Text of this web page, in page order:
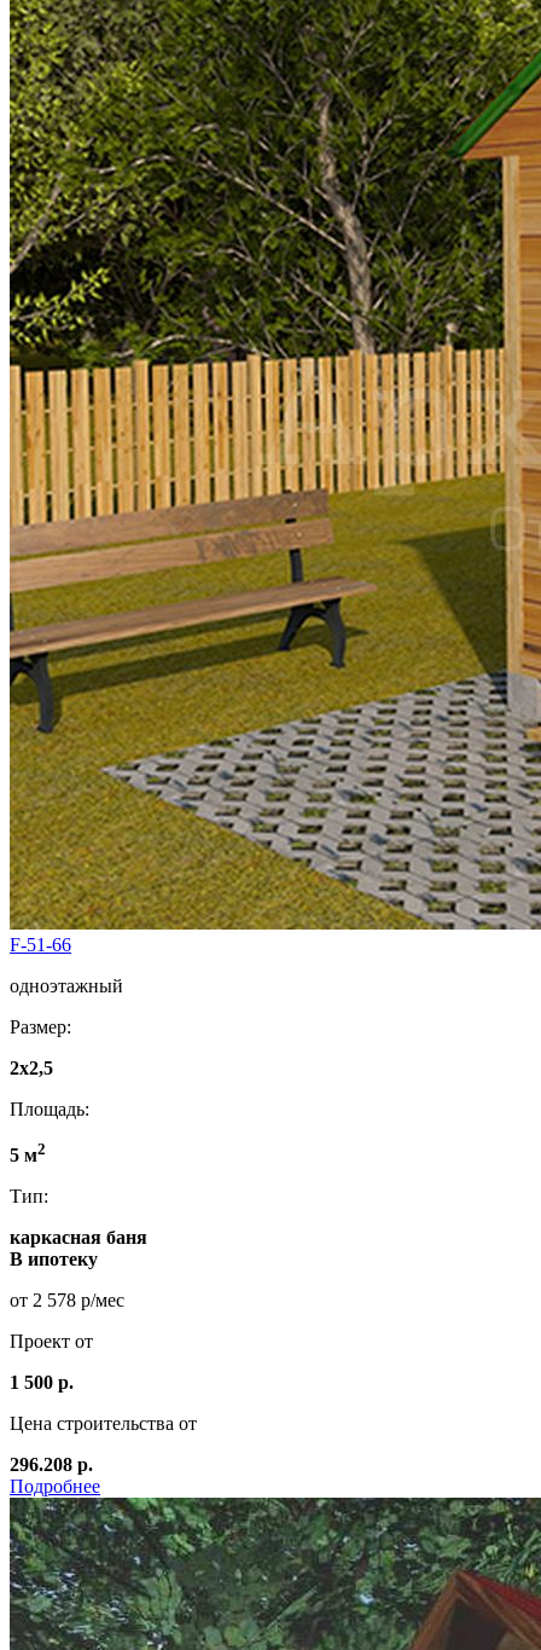
F-51-66
одноэтажный
Размер:
2x2,5
Площадь:
5 м2
Тип:
каркасная баня
В ипотеку
от 2 578 р/мес
Проект от
1 500 р.
Цена строительства от
296.208 р.
Подробнее